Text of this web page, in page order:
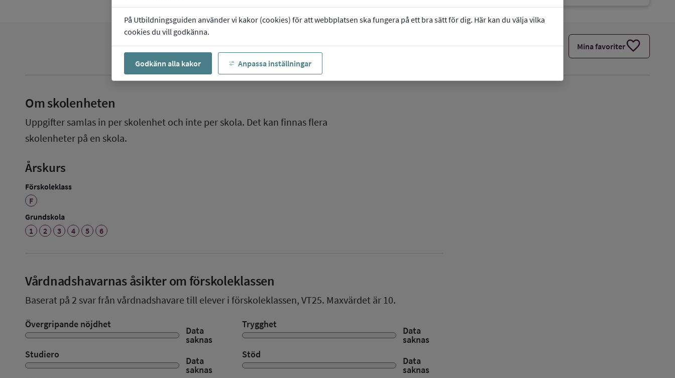
På Utbildningsguiden använder vi kakor (cookies) för att webbplatsen ska fungera på ett bra sätt för dig. Här kan du välja vilka
cookies du vill godkänna.
Godkänn alla kakor Anpassa inställningar
Mina favoriterfavorite
Om skolenheten
Uppgifter samlas in per skolenhet och inte per skola. Det kan finnas flera
skolenheter på en skola.
Årskurs
Förskoleklass
F
Grundskola
1
2 3 4 5 6
Vårdnadshavarnas åsikter om förskoleklassen
Baserat på 2 svar från vårdnadshavare till elever i förskoleklassen, VT25. Maxvärdet är 10.
Övergripande nöjdhet
Data
saknas
Trygghet
Data
saknas
Studiero
Data
saknas
Stöd
Data
saknas